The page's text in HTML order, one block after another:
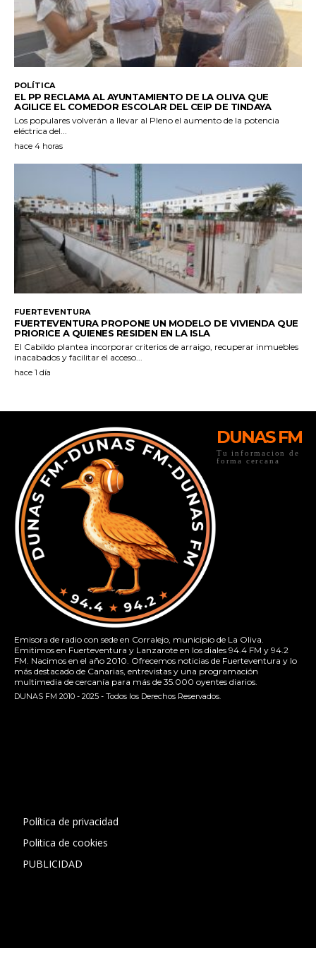
DUNAS FM
Tu informacion de
forma cercana
Emisora de radio con sede en Corralejo, municipio de La Oliva.
Emitimos en Fuerteventura y Lanzarote en los diales 94.4 FM y 94.2
FM. Nacimos en el año 2010. Ofrecemos noticias de Fuerteventura y lo
más destacado de Canarias, entrevistas y una programación
multimedia de cercanía para más de 35.000 oyentes diarios.
DUNAS FM 2010 - 2025 - Todos los Derechos Reservados.
Política de privacidad
Politica de cookies
PUBLICIDAD